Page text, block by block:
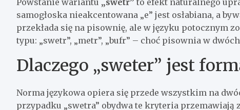
Powstanie wariantu „swetr” to efekt naturalnego
samogłoska nieakcentowana „e” jest osłabiana, a
przekłada się na pisownię, ale w języku potocznym
typu: „swetr”, „metr”, „bufr” – choć pisownia w
Dlaczego „sweter” jest
Norma językowa opiera się przede wszystkim na
przypadku „swetra” obydwa te kryteria przemawiają